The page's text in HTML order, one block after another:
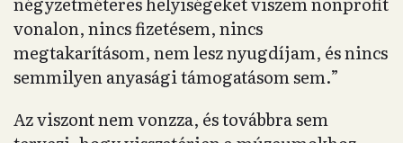
„Én ezt nem élvezem, viszont
fontosnak tartom, hogy hangot adjak
bizonyos dolgoknak. Sajnos egy csomó
értelmiségi szereplő nem gondolja
magáénak ezt a feladatot.”